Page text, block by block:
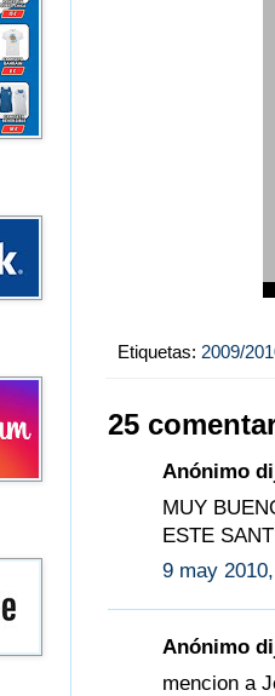
Etiquetas: 2009/
25
Anónimo
MUY
ESTE
9 may
Anónimo
mencion a